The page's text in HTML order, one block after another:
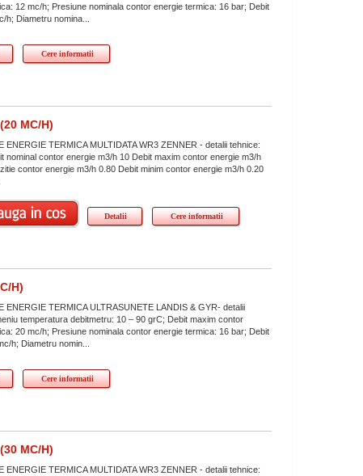
12 mc/h; Presiune nominala contor energie termica: 16 bar; Debit
h; Diametru nomina...
Cere informatii
MC/H)
ENERGIE TERMICA MULTIDATA WR3 ZENNER - detalii tehnice:
nominal contor energie m3/h 10 Debit maxim contor energie m3/h
contor energie m3/h 0.80 Debit minim contor energie m3/h 0.20
Detalii Cere informatii
H)
ENERGIE TERMICA ULTRASUNETE LANDIS & GYR- detalii
temperatura debitmetru: 10 – 90 grC; Debit maxim contor
20 mc/h; Presiune nominala contor energie termica: 16 bar; Debit
h; Diametru nomin...
Cere informatii
MC/H)
ENERGIE TERMICA MULTIDATA WR3 ZENNER - detalii tehnice: